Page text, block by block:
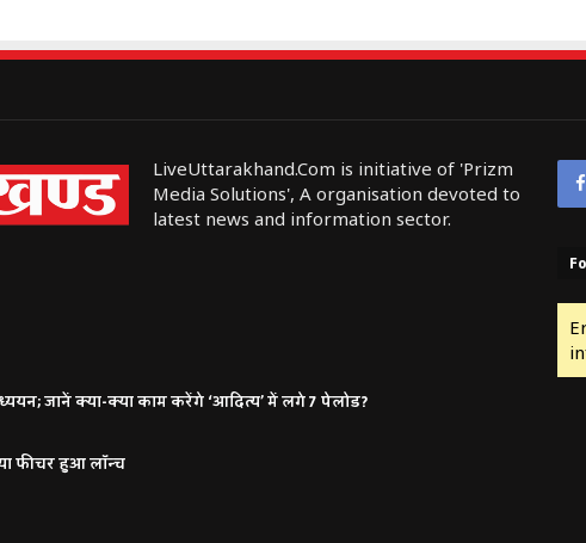
LiveUttarakhand.Com is initiative of 'Prizm
Media Solutions', A organisation devoted to
latest news and information sector.
जानें क्या-क्या काम करेंगे ‘आदित्य’ में लगे 7 पेलोड?
फीचर हुआ लॉन्च